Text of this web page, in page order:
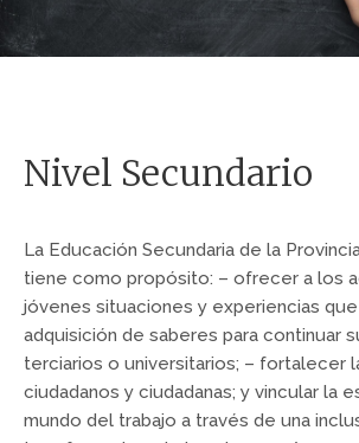
Nivel Secundario
La Educación Secundaria de la
tiene como propósito: – ofrecer a los
jóvenes situaciones y experiencias
adquisición de saberes para continuar
terciarios o universitarios; – fortalecer
ciudadanos y ciudadanas; y vincular la
mundo del trabajo a través de una